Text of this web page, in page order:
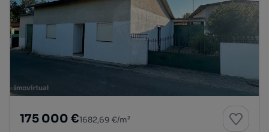
175 000 €1682,69 €/m²